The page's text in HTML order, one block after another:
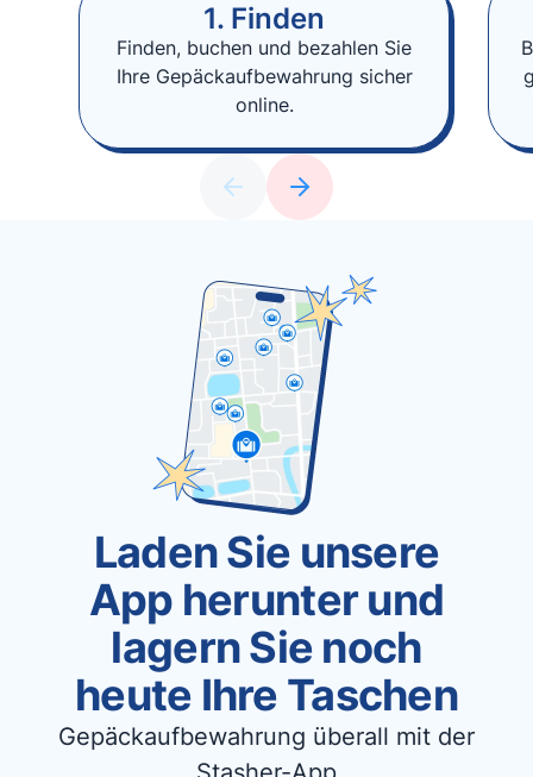
1. Finden
Finden, buchen und bezahlen Sie
Ihre Gepäckaufbewahrung sicher
online.
Laden Sie unsere
App herunter und
lagern Sie noch
heute Ihre Taschen
Gepäckaufbewahrung überall mit der